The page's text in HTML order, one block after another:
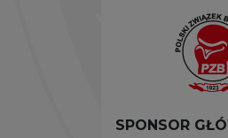
SPONSOR